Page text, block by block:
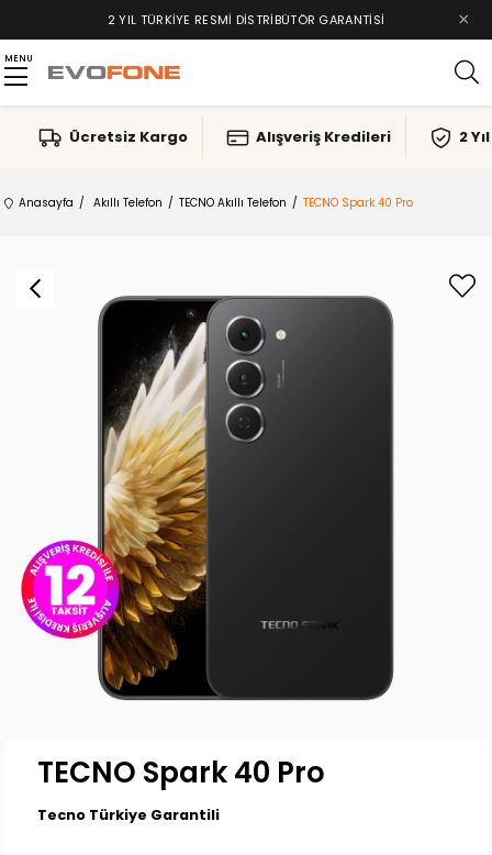
TAKSIT İMKANLARI, ALIŞVERIŞ KREDILERI ×
MENU
Ücretsiz Kargo Alışveriş Kredileri 2
Anasayfa Akıllı Telefon TECNO Akıllı Telefon TECNO Spark 40 Pro
TECNO Spark 40 Pro
Tecno Türkiye Garantili